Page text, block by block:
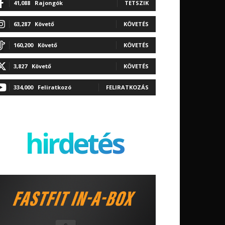
41,088 Rajongók TETSZIK
63,287 Követő KÖVETÉS
160,200 Követő KÖVETÉS
3,827 Követő KÖVETÉS
334,000 Feliratkozó FELIRATKOZÁS
hirdetés